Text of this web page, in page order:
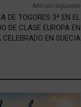
Artículo siguiente
DE TOGORES 3ª EN EL
DE CLASE EUROPA EN
EN SUECIA